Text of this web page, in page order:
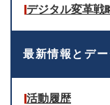
デジタル変革戦
最新情報とデ
活動履歴